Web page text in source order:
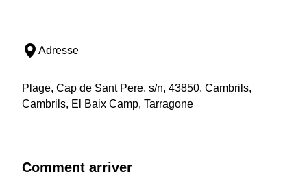
Adresse
Plage, Cap de Sant Pere, s/n, 43850, Cambrils,
Cambrils, El Baix Camp, Tarragone
Comment arriver